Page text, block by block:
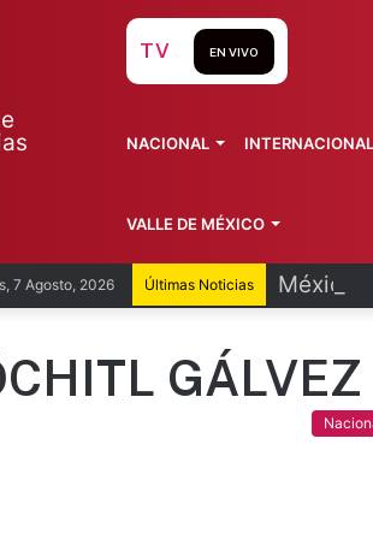
7 Agosto, 2026 Últimas Noticias México
TV EN VIVO
NACIONAL INTERNACIONAL
VALLE DE MÉXICO
GÁLVEZ